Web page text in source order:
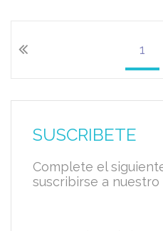
1
SUSCRIBETE
Complete el
suscribirse a